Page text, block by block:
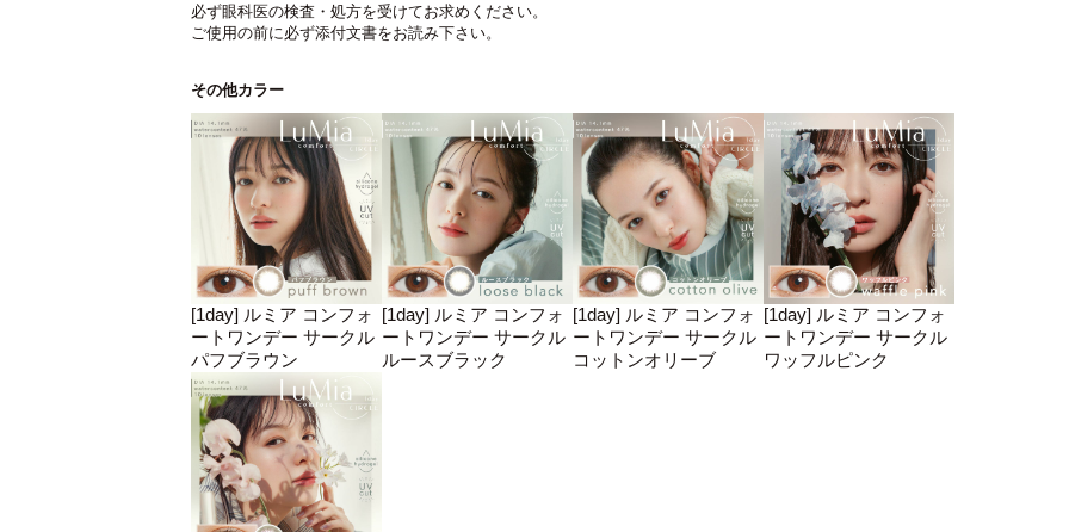
必ず眼科医の検査・処方を受けてお求めください。
ご使用の前に必ず添付文書をお読み下さい。
その他カラー
[1day] ルミア コンフォ
ートワンデー サークル
パフブラウン
[1day] ルミア コンフォ
ートワンデー サークル
ルースブラック
[1day] ルミア コンフォ
ートワンデー サークル
コットンオリーブ
[1day] ルミア コンフォ
ートワンデー サークル
ワッフルピンク